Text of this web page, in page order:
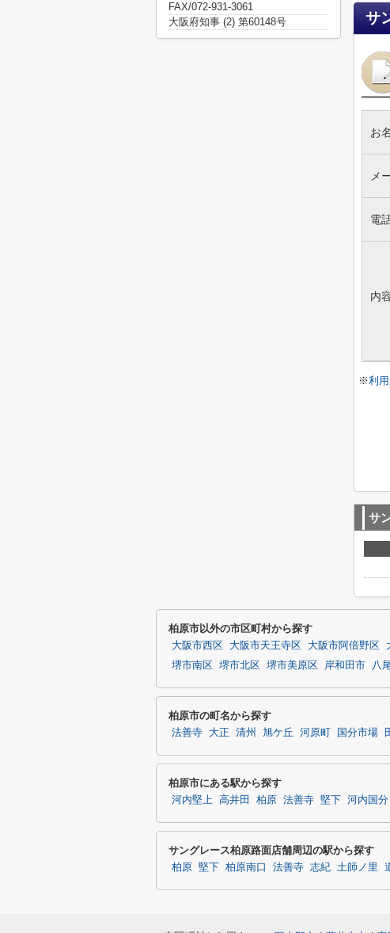
サ
お
メ
電
内
※利
サ
FAX/072-931-3061
大阪府知事 (2) 第60148号
柏原市以外の市区町村から探す
大阪市西区 大阪市天王寺区 大阪市阿倍野区
堺市南区
堺市北区 堺市美原区 岸和田市 八
柏原市の町名から探す
法善寺 大正 清州 旭ケ丘 河原町 国分市場
柏原市にある駅から探す
河内堅上 高井田 柏原 法善寺 堅下 河内国分
サングレース柏原路面店舗周辺の駅から探す
柏原 堅下 柏原南口 法善寺 志紀 土師ノ里